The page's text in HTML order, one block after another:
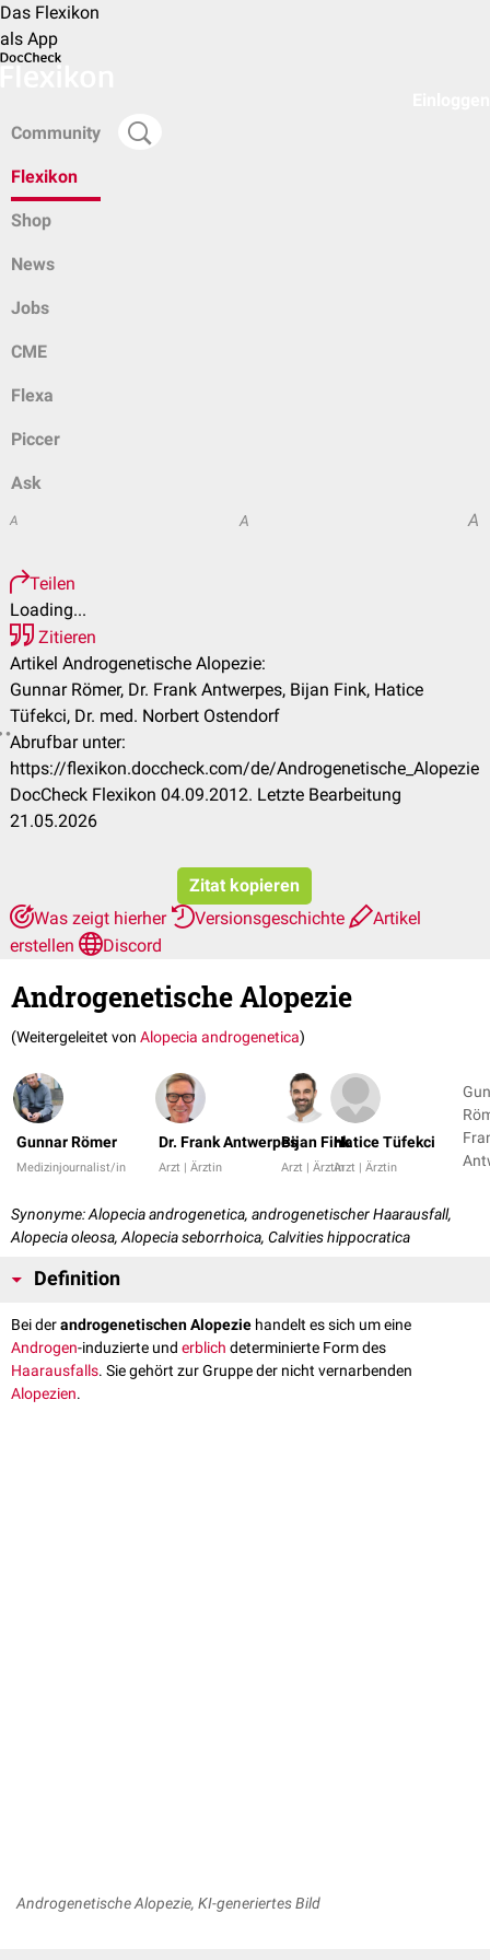
Das Flexikon
als App
Community
Flexikon
Shop
News
Jobs
CME
Flexa
Piccer
Ask
A A A
Teilen
Loading...
Zitieren
Artikel Androgenetische Alopezie:
Gunnar Römer, Dr. Frank Antwerpes, Bijan Fink, Hatice
Tüfekci, Dr. med. Norbert Ostendorf
Abrufbar unter:
https://flexikon.doccheck.com/de/Androgenetische_Alopezie
DocCheck Flexikon 04.09.2012. Letzte Bearbeitung
21.05.2026
Zitat kopieren
Was zeigt hierher
Versionsgeschichte
Artikel
erstellen
Discord
Androgenetische Alopezie
(Weitergeleitet von Alopecia androgenetica)
Gunnar Römer
Medizinjournalist/in
Dr. Frank Antwerpes
Arzt | Ärztin
Bijan Fink
Arzt | Ärztin
Hatice Tüfekci
Arzt | Ärztin
Synonyme: Alopecia androgenetica, androgenetischer Haarausfall,
Alopecia oleosa, Alopecia seborrhoica, Calvities hippocratica
Definition
Bei derandrogenetischen Alopezie handelt es sich um eine
Androgen-induzierte und erblich determinierte Form des
Haarausfalls. Sie gehört zur Gruppe der nicht vernarbenden
Alopezien.
Androgenetische Alopezie, KI-generiertes Bild